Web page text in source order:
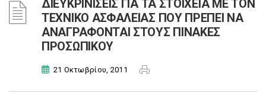
ΔΙΕΥΚΡΙΝΙΣΕΙΣ ΓΙΑ ΤΑ ΣΤΟΙΧΕΙΑ ΜΕ ΤΟΝ
ΤΕΧΝΙΚΟ ΑΣΦΑΛΕΙΑΣ ΠΟΥ ΠΡΕΠΕΙ ΝΑ
ΑΝΑΓΡΑΦΟΝΤΑΙ ΣΤΟΥΣ ΠΙΝΑΚΕΣ
ΠΡΟΣΩΠΙΚΟΥ
21 Οκτωβρίου, 2011